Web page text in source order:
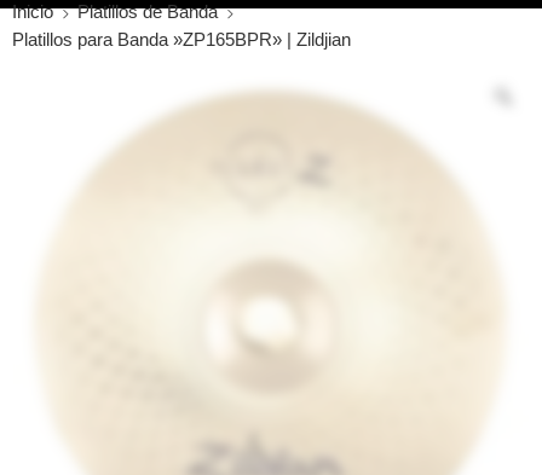
Inicio
Platillos de Banda
Platillos para Banda »ZP165BPR» | Zildjian